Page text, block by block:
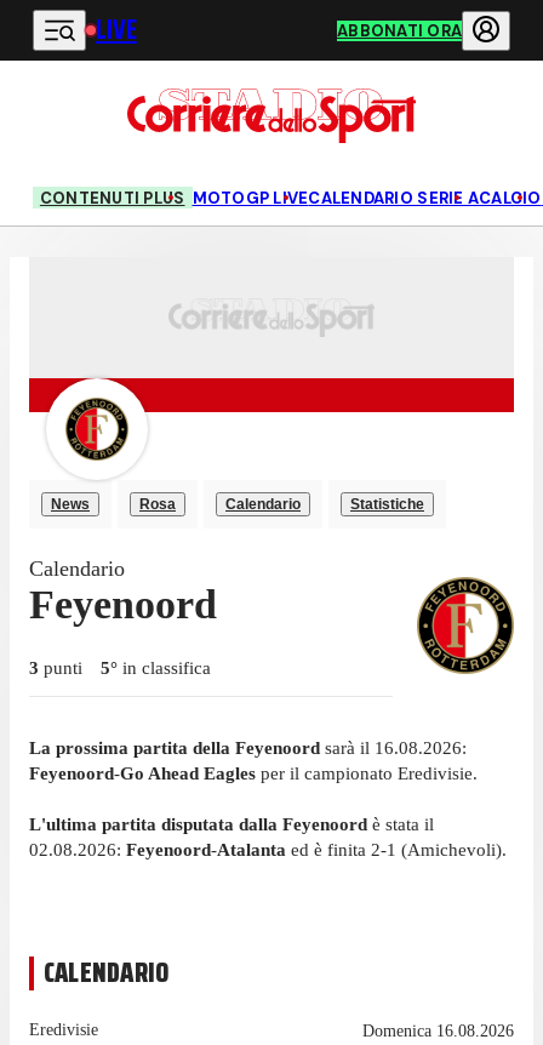
Vai al contenuto principale
LIVE ABBONATI ORA
CONTENUTI PLUS MOTOGP LIVECALENDARIO SERIE ACALCIO
News Rosa Calendario Statistiche
Calendario
Feyenoord
3 punti 5° in classifica
La prossima partita della Feyenoord sarà il 16.08.2026:
Feyenoord-Go Ahead Eagles per il campionato Eredivisie.
L'ultima partita disputata dalla Feyenoord è stata il
02.08.2026: Feyenoord-Atalanta ed è finita 2-1 (Amichevoli).
CALENDARIO
Eredivisie Domenica 16.08.2026